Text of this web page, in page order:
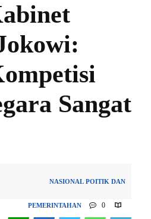
Sangat
NASIONAL POITIK DAN
PEMERINTAHAN 0